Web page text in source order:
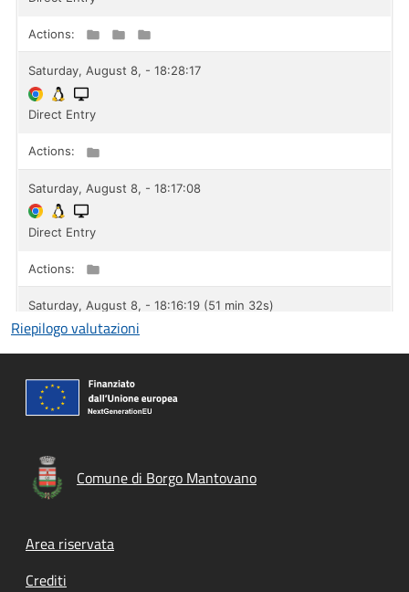
Riepilogo valutazioni
Comune di Borgo Mantovano
Footer menu
Area riservata
Crediti